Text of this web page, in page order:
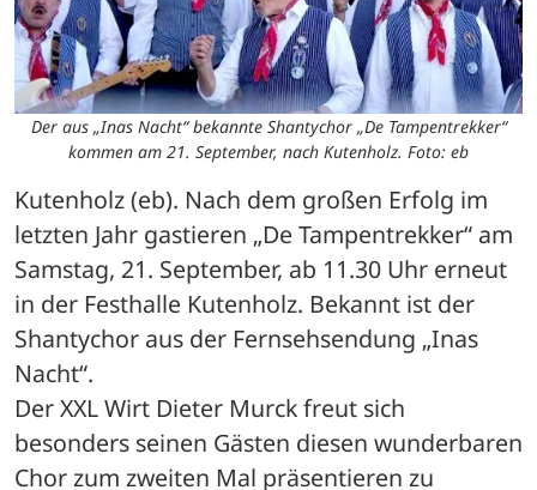
Der aus „Inas Nacht“ bekannte Shantychor „De Tampentrekker“
kommen am 21. September, nach Kutenholz. Foto: eb
Kutenholz (eb). Nach dem großen Erfolg im
letzten Jahr gastieren „De Tampentrekker“ am
Samstag, 21. September, ab 11.30 Uhr erneut
in der Festhalle Kutenholz. Bekannt ist der
Shantychor aus der Fernsehsendung „Inas
Nacht“.
Der XXL Wirt Dieter Murck freut sich
besonders seinen Gästen diesen wunderbaren
Chor zum zweiten Mal präsentieren zu